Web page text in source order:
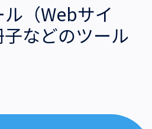
（Webサイ
子などのツール